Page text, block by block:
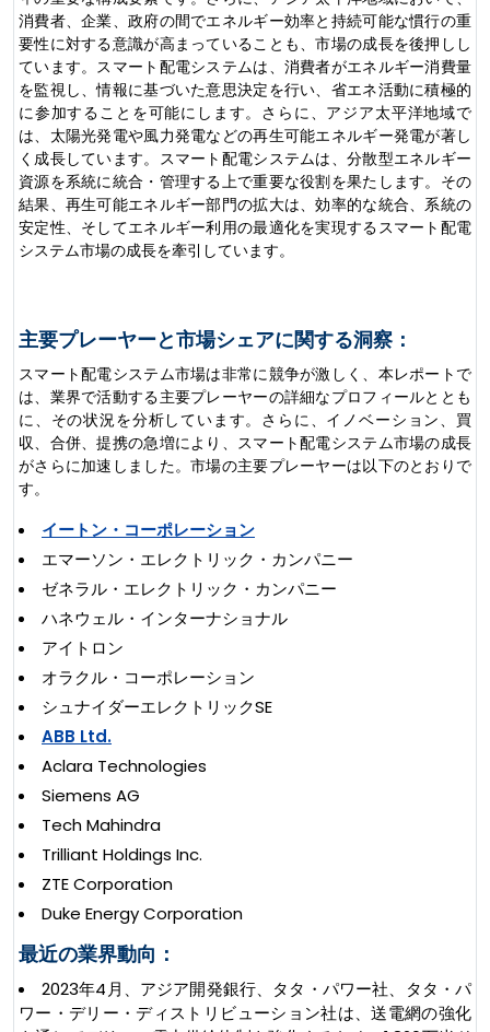
消費者、企業、政府の間でエネルギー効率と持続可能な慣行の重
要性に対する意識が高まっていることも、市場の成長を後押しし
ています。スマート配電システムは、消費者がエネルギー消費量
を監視し、情報に基づいた意思決定を行い、省エネ活動に積極的
に参加することを可能にします。さらに、アジア太平洋地域で
は、太陽光発電や風力発電などの再生可能エネルギー発電が著し
く成長しています。スマート配電システムは、分散型エネルギー
資源を系統に統合・管理する上で重要な役割を果たします。その
結果、再生可能エネルギー部門の拡大は、効率的な統合、系統の
安定性、そしてエネルギー利用の最適化を実現するスマート配電
システム市場の成長を牽引しています。
主要プレーヤーと市場シェアに関する洞察：
スマート配電システム市場は非常に競争が激しく、本レポートで
は、業界で活動する主要プレーヤーの詳細なプロフィールととも
に、その状況を分析しています。さらに、イノベーション、買
収、合併、提携の急増により、スマート配電システム市場の成長
がさらに加速しました。市場の主要プレーヤーは以下のとおりで
す。
イートン・コーポレーション
エマーソン・エレクトリック・カンパニー
ゼネラル・エレクトリック・カンパニー
ハネウェル・インターナショナル
アイトロン
オラクル・コーポレーション
シュナイダーエレクトリックSE
ABB Ltd.
Aclara Technologies
Siemens AG
Tech Mahindra
Trilliant Holdings Inc.
ZTE Corporation
Duke Energy Corporation
最近の業界動向：
2023年4月、アジア開発銀行、タタ・パワー社、タタ・パ
ワー・デリー・ディストリビューション社は、送電網の強化